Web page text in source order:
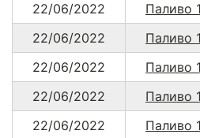
22/06/2022
Паливо
22/06/2022
Паливо
22/06/2022
Паливо
22/06/2022
Паливо
22/06/2022
Паливо